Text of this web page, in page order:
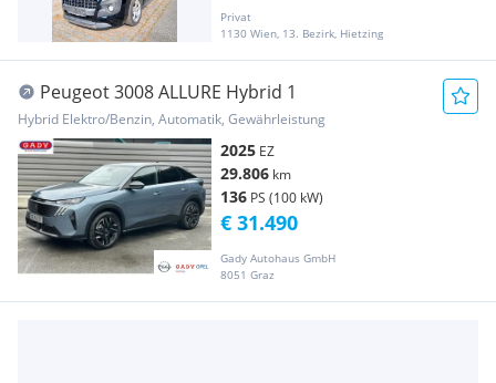
Privat
1130 Wien, 13. Bezirk, Hietzing
Peugeot 3008 ALLURE Hybrid 1
Hybrid Elektro/Benzin, Automatik, Gewährleistung
2025 EZ
29.806 km
136 PS (100 kW)
Gady Autohaus GmbH
8051 Graz
€ 31.490